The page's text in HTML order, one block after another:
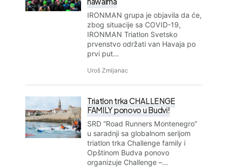
IRONMAN grupa je objavila da će,
zbog situacije sa COVID-19,
IRONMAN Triatlon Svetsko
prvenstvo održati van Havaja po
prvi put…
Uroš Zmijanac
Triatlon trka CHALLENGE
FAMILY ponovo u Budvi!
SRD “Road Runners Montenegro”
u saradnji sa globalnom serijom
triatlon trka Challenge family i
Opštinom Budva ponovo
organizuje Challenge –…